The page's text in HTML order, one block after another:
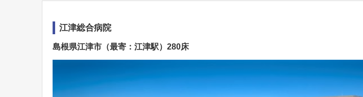
江津総合病院
島根県江津市（最寄：江津駅）280床